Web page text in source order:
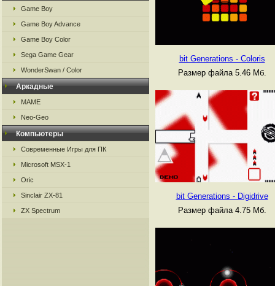
Game Boy
Game Boy Advance
Game Boy Color
Sega Game Gear
WonderSwan / Color
Аркадные
MAME
Neo-Geo
Компьютеры
Современные Игры для ПК
Microsoft MSX-1
Oric
Sinclair ZX-81
ZX Spectrum
bit Generations - Coloris
Размер файла 5.46 Мб.
bit Generations - Digidrive
Размер файла 4.75 Мб.